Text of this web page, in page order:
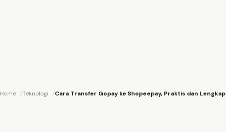
Home Teknologi Cara Transfer Gopay ke Shopeepay, Praktis dan Lengkap